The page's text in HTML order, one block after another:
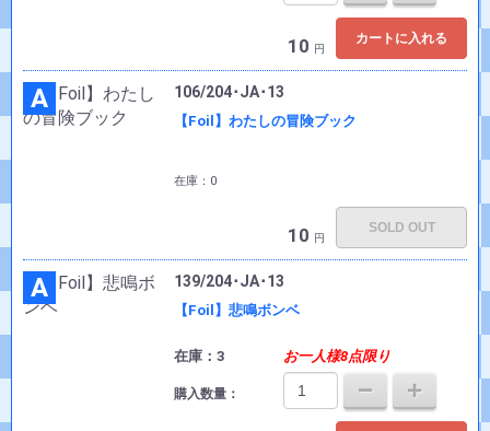
10 円
カートに入れる
A 106/204･JA･13
【Foil】わたしの冒険ブック
在庫：0
10 円
SOLD OUT
A 139/204･JA･13
【Foil】悲鳴ボンベ
在庫：3 お一人様8点限り
購入数量：